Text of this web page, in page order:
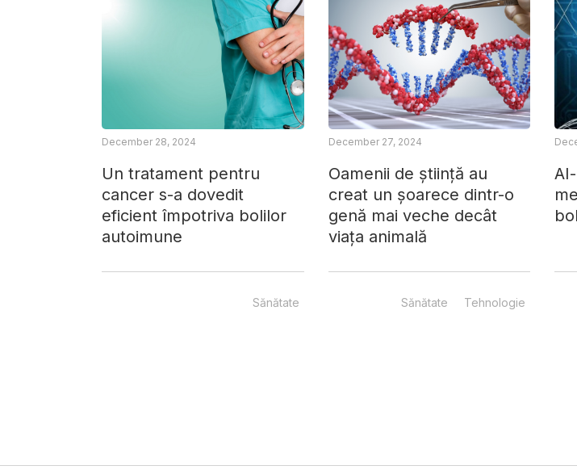
Un tratament pentru
cancer s-a dovedit
eficient împotriva bolilor
autoimune
December 28, 2024
Sănătate
Oamenii de știință au
creat un șoarece dintr-o
genă mai veche decât
viața animală
December 27, 2024
Sănătate Tehnologie